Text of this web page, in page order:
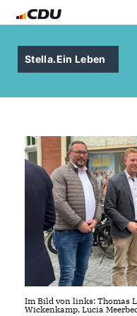
Stella.Ein Leben
Im Bild von links: Thomas
Wickenkamp, Lucia